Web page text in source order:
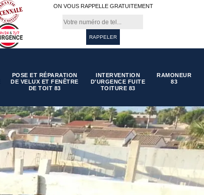
ON VOUS RAPPELLE GRATUITEMENT
POSE ET RÉPARATION
DE VELUX ET FENÊTRE
DE TOIT 83
INTERVENTION
D'URGENCE FUITE
TOITURE 83
RAMONEUR
83